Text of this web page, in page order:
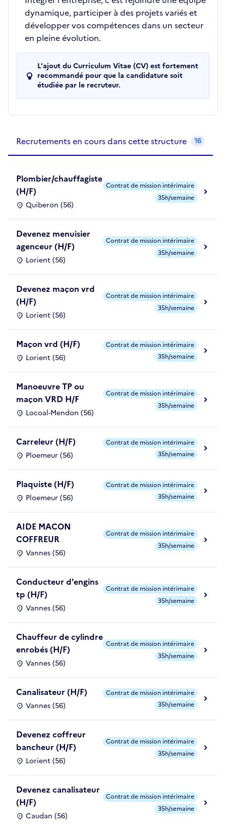
dynamique, participer à des projets variés et
développer vos compétences dans un secteur
en pleine évolution.
L'ajout du Curriculum Vitae (CV) est fortement
recommandé pour que la candidature soit
étudiée par le recruteur.
Recrutements en cours dans cette structure 16
Plombier/chauffagiste
(H/F)
Quiberon (56)
Contrat de mission intérimaire
35h/semaine
Devenez menuisier
agenceur (H/F)
Lorient (56)
Contrat de mission intérimaire
35h/semaine
Devenez maçon vrd
(H/F)
Lorient (56)
Contrat de mission intérimaire
35h/semaine
Maçon vrd (H/F)
Lorient (56)
Contrat de mission intérimaire
35h/semaine
Manoeuvre TP ou
maçon VRD H/F
Locoal-Mendon (56)
Contrat de mission intérimaire
35h/semaine
Carreleur (H/F)
Ploemeur (56)
Contrat de mission intérimaire
35h/semaine
Plaquiste (H/F)
Ploemeur (56)
Contrat de mission intérimaire
35h/semaine
AIDE MACON
COFFREUR
Vannes (56)
Contrat de mission intérimaire
35h/semaine
Conducteur d'engins
tp (H/F)
Vannes (56)
Contrat de mission intérimaire
35h/semaine
Chauffeur de cylindre
enrobés (H/F)
Vannes (56)
Contrat de mission intérimaire
35h/semaine
Canalisateur (H/F)
Vannes (56)
Contrat de mission intérimaire
35h/semaine
Devenez coffreur
bancheur (H/F)
Lorient (56)
Contrat de mission intérimaire
35h/semaine
Devenez canalisateur
(H/F)
Caudan (56)
Contrat de mission intérimaire
35h/semaine